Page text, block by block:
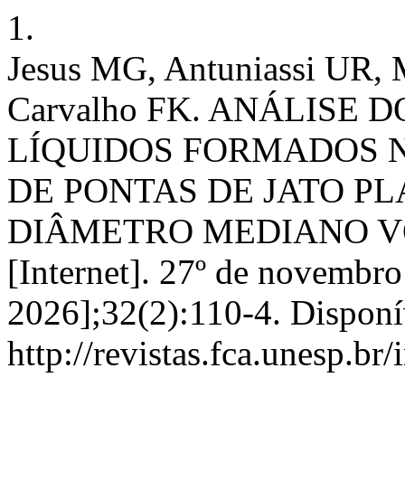
1.
Jesus MG, Antuniassi
Carvalho FK. ANÁLISE
LÍQUIDOS FORMADOS
DE PONTAS DE JATO
DIÂMETRO MEDIANO
[Internet]. 27º de
2026];32(2):110-4.
http://